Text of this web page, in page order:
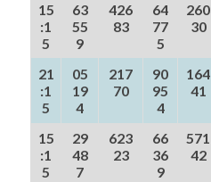
15
:1
5
63
55
9
426
83
64
77
5
260
30
21
:1
5
05
19
4
217
70
90
95
4
164
41
15
:1
5
29
48
7
623
23
66
36
9
571
42